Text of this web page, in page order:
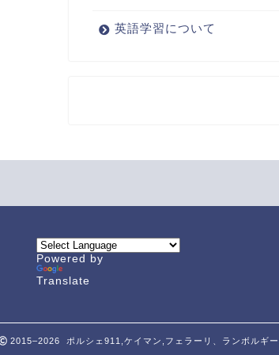
英語学習について
Powered by
Translate
2015–2026 ポルシェ911,ケイマン,フェラーリ、ランボルギ